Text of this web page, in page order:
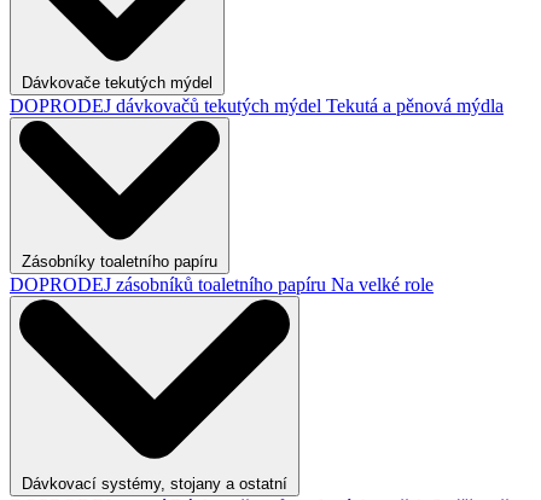
Dávkovače tekutých mýdel
DOPRODEJ dávkovačů tekutých mýdel Tekutá a pěnová mýdla
Zásobníky toaletního papíru
DOPRODEJ zásobníků toaletního papíru Na velké role
Dávkovací systémy, stojany a ostatní